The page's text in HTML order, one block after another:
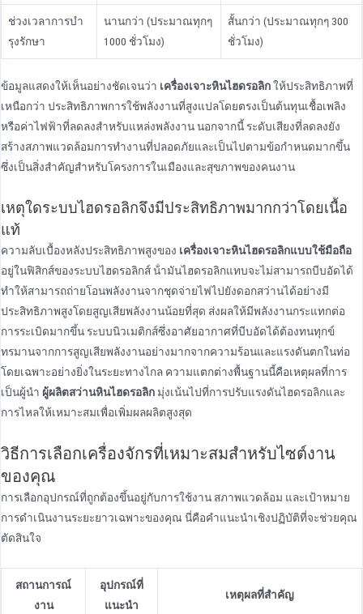
ช่วงเวลาการบํา
รุงรักษา
นานกว่า (ประมาณทุกๆ
1000 ชั่วโมง)
สั้นกว่า (ประมาณทุกๆ 300
ชั่วโมง)
ข้อมูลแสดงให้เห็นอย่างชัดเจนว่า เครื่องเจาะหินไฮดรอลิกให้ประสิทธิภาพที่
เหนือกว่า ประสิทธิภาพการใช้พลังงานที่สูงแปลโดยตรงเป็นต้นทุนเชื้อเพลิง
หรือค่าไฟฟ้าที่ลดลงสําหรับแหล่งพลังงาน นอกจากนี้ ระดับเสียงที่ลดลงยัง
สร้างสภาพแวดล้อมการทํางานที่ปลอดภัยและเป็นไปตามข้อกําหนดมากขึ้น
ซึ่งเป็นสิ่งสําคัญสําหรับโครงการในเมืองและสุขภาพของคนงาน
เหตุใดระบบไฮดรอลิกจึงมีประสิทธิภาพมากกว่าโดยเนื้อ
แท้
ความลับเบื้องหลังประสิทธิภาพสูงของ เครื่องเจาะหินไฮดรอลิกแบบใช้มือถือ
อยู่ในฟิสิกส์ของระบบไฮดรอลิกส์ น้ํามันไฮดรอลิกแทบจะไม่สามารถบีบอัดได้
ทําให้สามารถถ่ายโอนพลังงานจากชุดจ่ายไฟไปยังดอกสว่านได้อย่างมี
ประสิทธิภาพสูงโดยสูญเสียพลังงานน้อยที่สุด ส่งผลให้มีพลังงานกระแทกต่อ
การระเบิดมากขึ้น ระบบนิวเมติกส์ซึ่งอาศัยอากาศที่บีบอัดได้ต้องทนทุกข์
ทรมานจากการสูญเสียพลังงานอย่างมากจากความร้อนและแรงดันตกในท่อ
โดยเฉพาะอย่างยิ่งในระยะทางไกล ความแตกต่างพื้นฐานนี้คือเหตุผลที่การ
เป็นผู้นํา ผู้ผลิตสว่านหินไฮดรอลิก มุ่งเน้นไปที่การปรับแรงดันไฮดรอลิกและ
การไหลให้เหมาะสมเพื่อเพิ่มผลผลิตสูงสุด
วิธีการเลือกเครื่องจักรที่เหมาะสมสําหรับไซต์งาน
ของคุณ
การเลือกอุปกรณ์ที่ถูกต้องขึ้นอยู่กับการใช้งาน สภาพแวดล้อม และเป้าหมาย
การดําเนินงานระยะยาวเฉพาะของคุณ นี่คือคําแนะนําเชิงปฏิบัติที่จะช่วยคุณ
ตัดสินใจ
สถานการณ์
งาน
อุปกรณ์ที่
แนะนํา
เหตุผลที่สําคัญ